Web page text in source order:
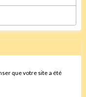
que votre site a été